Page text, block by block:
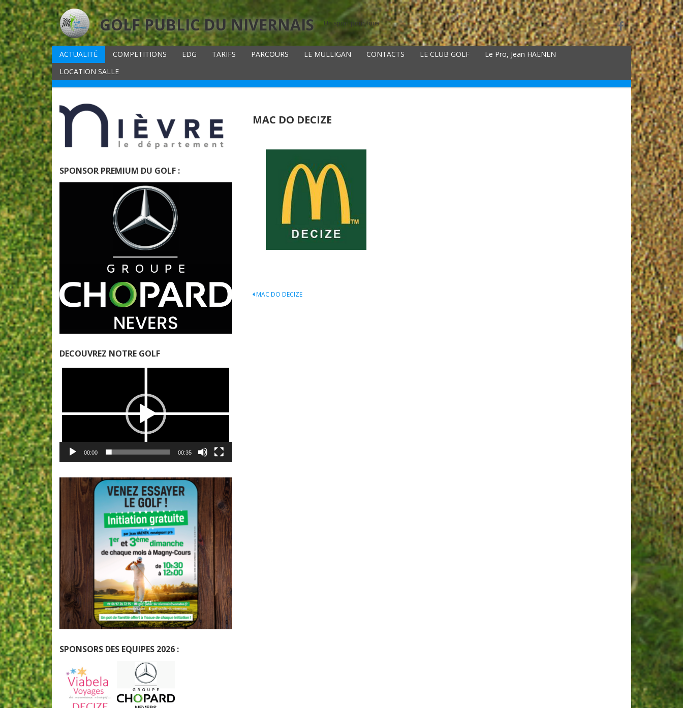
GOLF PUBLIC DU NIVERNAIS Un sport pour tous
ACTUALITÉ COMPETITIONS EDG TARIFS PARCOURS LE MULLIGAN CONTACTS LE CLUB GOLF
Le Pro, Jean HAENEN
LOCATION SALLE
MAC DO DECIZE
Navigation
MAC DO DECIZE
SPONSOR PREMIUM DU GOLF :
DECOUVREZ NOTRE GOLF
Lecteur
00:00 00:35
SPONSORS DES EQUIPES 2026 :